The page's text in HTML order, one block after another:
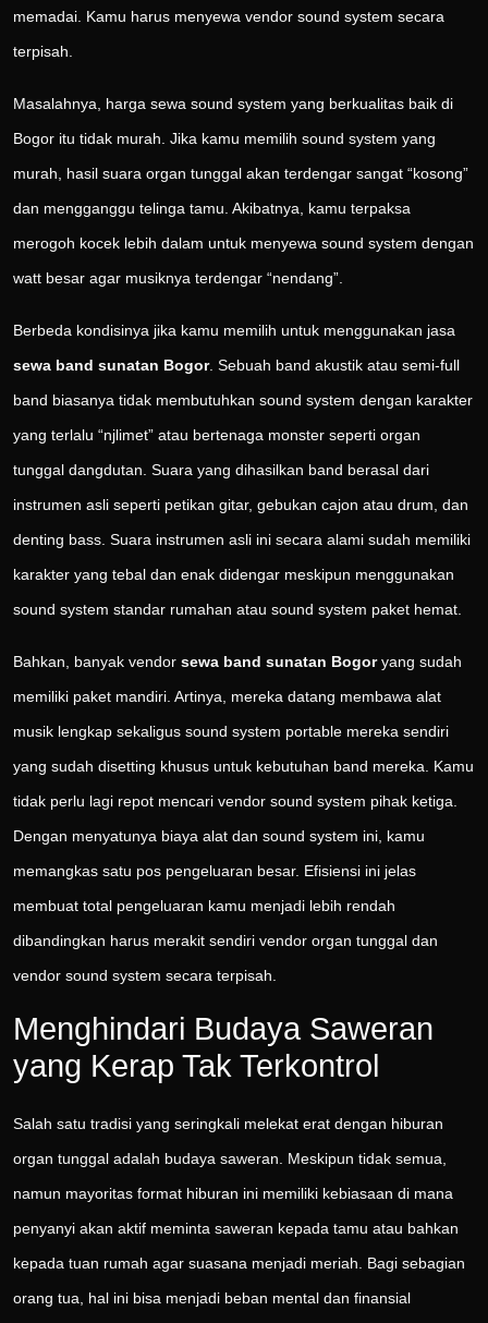
memadai. Kamu harus menyewa vendor sound system secara
terpisah.
Masalahnya, harga sewa sound system yang berkualitas baik di
Bogor itu tidak murah. Jika kamu memilih sound system yang
murah, hasil suara organ tunggal akan terdengar sangat “kosong”
dan mengganggu telinga tamu. Akibatnya, kamu terpaksa
merogoh kocek lebih dalam untuk menyewa sound system dengan
watt besar agar musiknya terdengar “nendang”.
Berbeda kondisinya jika kamu memilih untuk menggunakan jasa
sewa band sunatan Bogor. Sebuah band akustik atau semi-full
band biasanya tidak membutuhkan sound system dengan karakter
yang terlalu “njlimet” atau bertenaga monster seperti organ
tunggal dangdutan. Suara yang dihasilkan band berasal dari
instrumen asli seperti petikan gitar, gebukan cajon atau drum, dan
denting bass. Suara instrumen asli ini secara alami sudah memiliki
karakter yang tebal dan enak didengar meskipun menggunakan
sound system standar rumahan atau sound system paket hemat.
Bahkan, banyak vendor sewa band sunatan Bogoryang sudah
memiliki paket mandiri. Artinya, mereka datang membawa alat
musik lengkap sekaligus sound system portable mereka sendiri
yang sudah disetting khusus untuk kebutuhan band mereka. Kamu
tidak perlu lagi repot mencari vendor sound system pihak ketiga.
Dengan menyatunya biaya alat dan sound system ini, kamu
memangkas satu pos pengeluaran besar. Efisiensi ini jelas
membuat total pengeluaran kamu menjadi lebih rendah
dibandingkan harus merakit sendiri vendor organ tunggal dan
vendor sound system secara terpisah.
Menghindari Budaya Saweran
yang Kerap Tak Terkontrol
Salah satu tradisi yang seringkali melekat erat dengan hiburan
organ tunggal adalah budaya saweran. Meskipun tidak semua,
namun mayoritas format hiburan ini memiliki kebiasaan di mana
penyanyi akan aktif meminta saweran kepada tamu atau bahkan
kepada tuan rumah agar suasana menjadi meriah. Bagi sebagian
orang tua, hal ini bisa menjadi beban mental dan finansial